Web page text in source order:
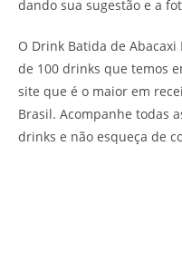
dando sua sugestão e a
O Drink Batida de
de 100 drinks que temos
site que é o maior em
Brasil. Acompanhe todas
drinks e não esqueça de